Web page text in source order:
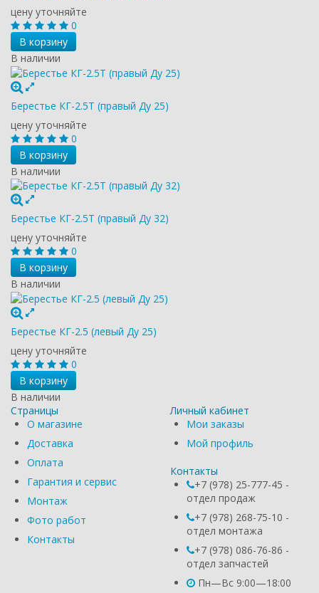
цену уточняйте
0
В корзину
В наличии
Берестье КГ-2.5Т (правый Ду 25)
цену уточняйте
0
В корзину
В наличии
Берестье КГ-2.5Т (правый Ду 32)
цену уточняйте
0
В корзину
В наличии
Берестье КГ-2.5 (левый Ду 25)
цену уточняйте
0
В корзину
В наличии
Страницы
О магазине
Доставка
Оплата
Гарантия и сервис
Монтаж
Фото работ
Контакты
Личный кабинет
Мои заказы
Мой профиль
Контакты
+7 (978) 25-777-45 -
отдел продаж
+7 (978) 268-75-10 -
отдел монтажа
+7 (978) 086-76-86 -
отдел запчастей
Пн—Вс 9:00—18:00